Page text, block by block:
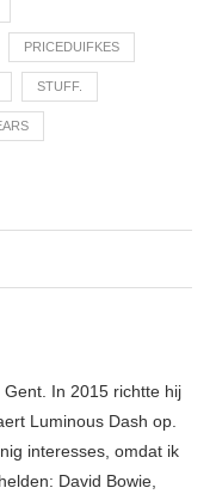
PRICEDUIFKES
STUFF.
In 2015 richtte hij
Luminous Dash op.
interesses, omdat ik
David Bowie,